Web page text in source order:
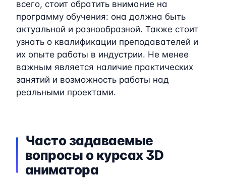
всего, стоит обратить внимание на
программу обучения: она должна быть
актуальной и разнообразной. Также стоит
узнать о квалификации преподавателей и
их опыте работы в индустрии. Не менее
важным является наличие практических
занятий и возможность работы над
реальными проектами.
Часто задаваемые
вопросы о курсах 3D
аниматора